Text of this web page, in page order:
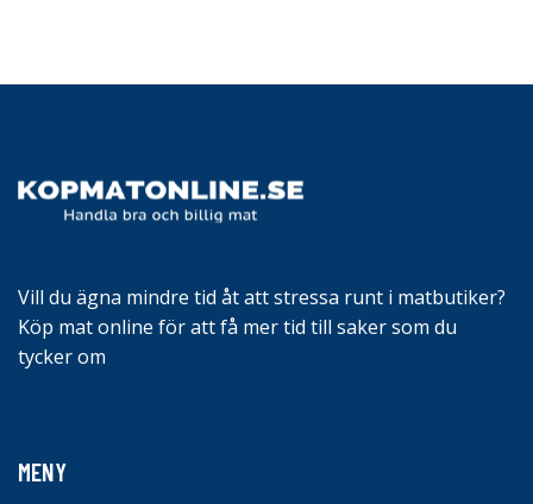
Vill du ägna mindre tid åt att stressa runt i matbutiker?
Köp mat online för att få mer tid till saker som du
tycker om
MENY